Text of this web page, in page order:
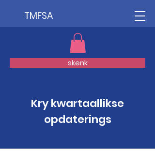
skenk
TMFSA
Kry kwartaallikse
opdaterings